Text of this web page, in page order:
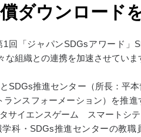
ダウンロード
回「ジャパンSDGsアワード」
な組織との連携を加速させていま
SDGs推進センター（所長：平
ランスフォーメーション）を推
サイエンスゲーム スマートシ
科・SDGs推進センターの教